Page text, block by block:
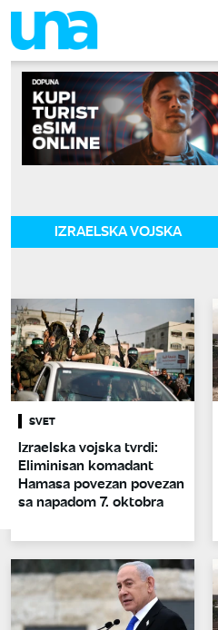
IZRAELSKA VOJSKA
SVET
Izraelska vojska tvrdi:
Eliminisan komadant
Hamasa povezan povezan
sa napadom 7. oktobra